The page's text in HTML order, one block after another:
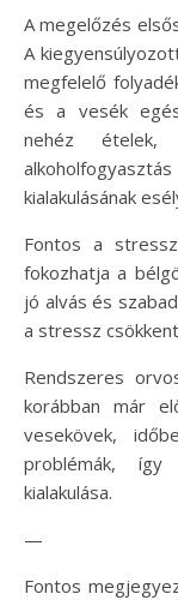
A megelőzés
A
megfelelő
és a vesék
nehéz
kialakulásának
Fontos a
fokozhatja a
jó alvás és
a stressz
Rendszeres
korábban már
vesekövek,
problémák,
kialakulása.
—
Fontos